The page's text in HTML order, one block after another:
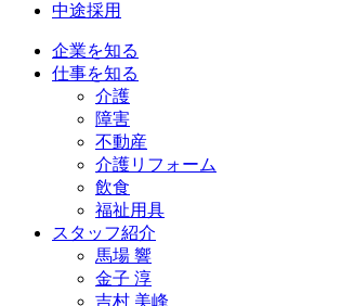
中途採用
企業を知る
仕事を知る
介護
障害
不動産
介護リフォーム
飲食
福祉用具
スタッフ紹介
馬場 響
金子 淳
吉村 美峰